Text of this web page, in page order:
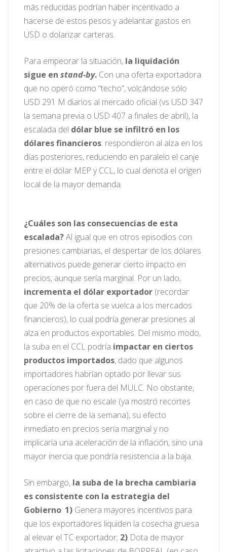
más reducidas podrían haber incentivado a
hacerse de estos pesos y adelantar gastos en
USD o dolarizar carteras.
Para empeorar la situación, la liquidación
sigue en stand-by. Con una oferta exportadora
que no operó como “techo”, volcándose sólo
USD 291 M diarios al mercado oficial (vs USD 347
la semana previa o USD 407 a finales de abril), la
escalada del dólar blue se infiltró en los
dólares financieros: respondieron al alza en los
días posteriores, reduciendo en paralelo el canje
entre el dólar MEP y CCL, lo cual denota el origen
local de la mayor demanda.
¿Cuáles son las consecuencias de esta
escalada?Al igual que en otros episodios con
presiones cambiarias, el despertar de los dólares
alternativos puede generar cierto impacto en
precios, aunque sería marginal. Por un lado,
incrementa el dólar exportador (recordar
que 20% de la oferta se vuelca a los mercados
financieros), lo cual podría generar presiones al
alza en productos exportables. Del mismo modo,
la suba en el CCL podría impactar en ciertos
productos importados, dado que algunos
importadores habrían optado por llevar sus
operaciones por fuera del MULC. No obstante,
en caso de que no escale (ya mostró recortes
sobre el cierre de la semana), su efecto
inmediato en precios sería marginal y no
implicaría una aceleración de la inflación, sino una
mayor inercia que pondría resistencia a la baja.
Sin embargo, la suba de la brecha cambiaria
es consistente con la estrategia del
Gobierno: 1) Genera mayores incentivos para
que los exportadores liquiden la cosecha gruesa
al elevar el TC exportador; 2) Dota de mayor